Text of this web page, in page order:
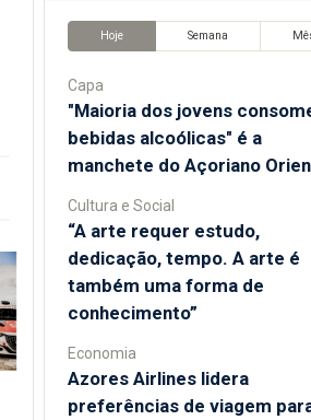
Hoje Semana
Capa
"Maioria dos jovens
bebidas alcoólicas" é a
manchete do Açoriano
Cultura e Social
“A arte requer estudo,
dedicação, tempo. A arte é
também uma forma de
conhecimento”
Economia
Azores Airlines lidera
preferências de viagem